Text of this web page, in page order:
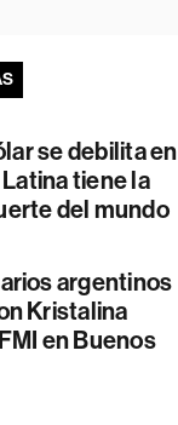
se debilita en
tiene la
del mundo
argentinos
Kristalina
en Buenos